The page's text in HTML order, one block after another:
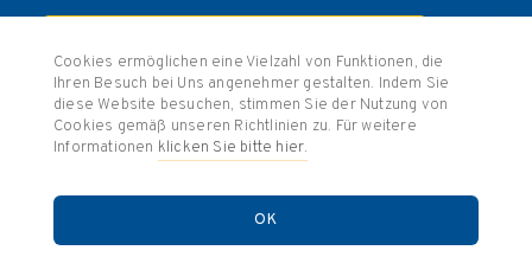
© 2025 KG Treuer Husar Blau-Gelb von 1925 e.V. Köln
Widerrufsbelehrung
Cookies ermöglichen eine Vielzahl von Funktionen, die
Ihren Besuch bei Uns angenehmer gestalten. Indem Sie
diese Website besuchen, stimmen Sie der Nutzung von
Cookies gemäß unseren Richtlinien zu. Für weitere
Informationen klicken Sie bitte hier.
OK